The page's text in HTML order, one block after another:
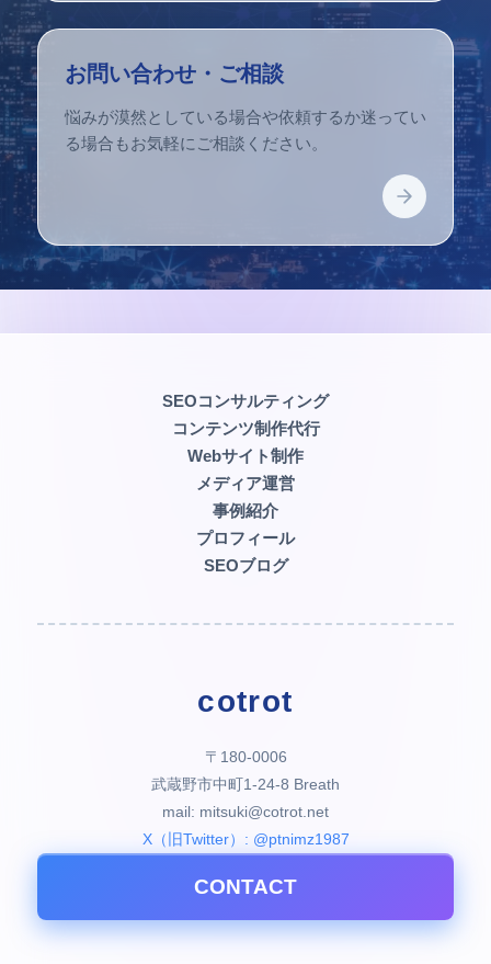
お問い合わせ・ご相談
悩みが漠然としている場合や依頼するか迷ってい
る場合もお気軽にご相談ください。
SEOコンサルティング
コンテンツ制作代行
Webサイト制作
メディア運営
事例紹介
プロフィール
SEOブログ
cotrot
〒180-0006
武蔵野市中町1-24-8 Breath
mail: mitsuki@cotrot.net
X（旧Twitter）: @ptnimz1987
CONTACT